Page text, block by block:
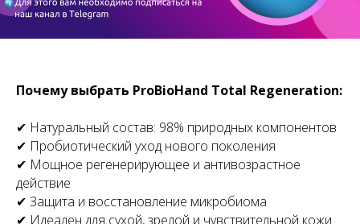
Почему выбрать ProBioHand Total Regeneration:
✔ Натуральный состав: 98% природных компонентов
✔ Пробиотический уход нового поколения
✔ Мощное регенерирующее и антивозрастное
действие
✔ Защита и восстановление микробиома
✔ Идеален для сухой, зрелой и чувствительной кожи